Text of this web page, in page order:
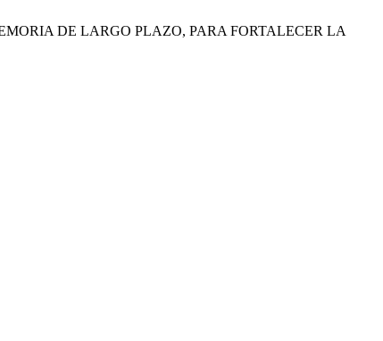
DE LARGO PLAZO, PARA FORTALECER LA